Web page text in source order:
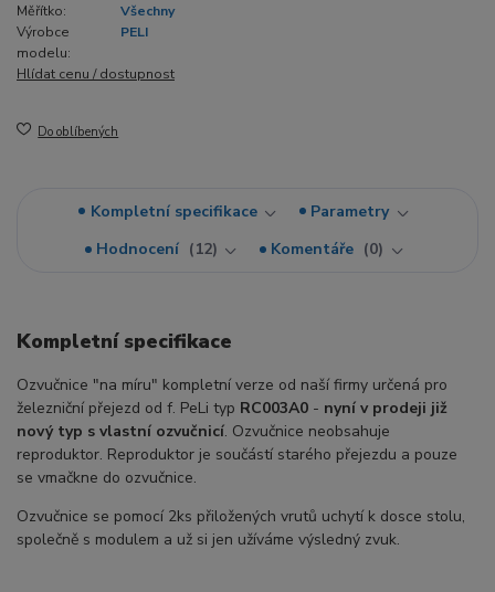
Měřítko:
Všechny
Výrobce
modelu:
PELI
Hlídat cenu / dostupnost
Do oblíbených
Kompletní specifikace
Parametry
Hodnocení
12 Komentáře 0
Kompletní specifikace
Ozvučnice "na míru" kompletní verze od naší firmy určená pro
železniční přejezd od f. PeLi typ RC003A0 - nyní v prodeji již
nový typ s vlastní ozvučnicí. Ozvučnice neobsahuje
reproduktor. Reproduktor je součástí starého přejezdu a pouze
se vmačkne do ozvučnice.
Ozvučnice se pomocí 2ks přiložených vrutů uchytí k dosce stolu,
společně s modulem a už si jen užíváme výsledný zvuk.